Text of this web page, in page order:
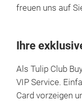
freuen uns auf
Ihre
Als Tulip Club
VIP Service.
Card vorzeigen